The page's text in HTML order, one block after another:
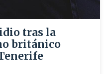
tras la
británico